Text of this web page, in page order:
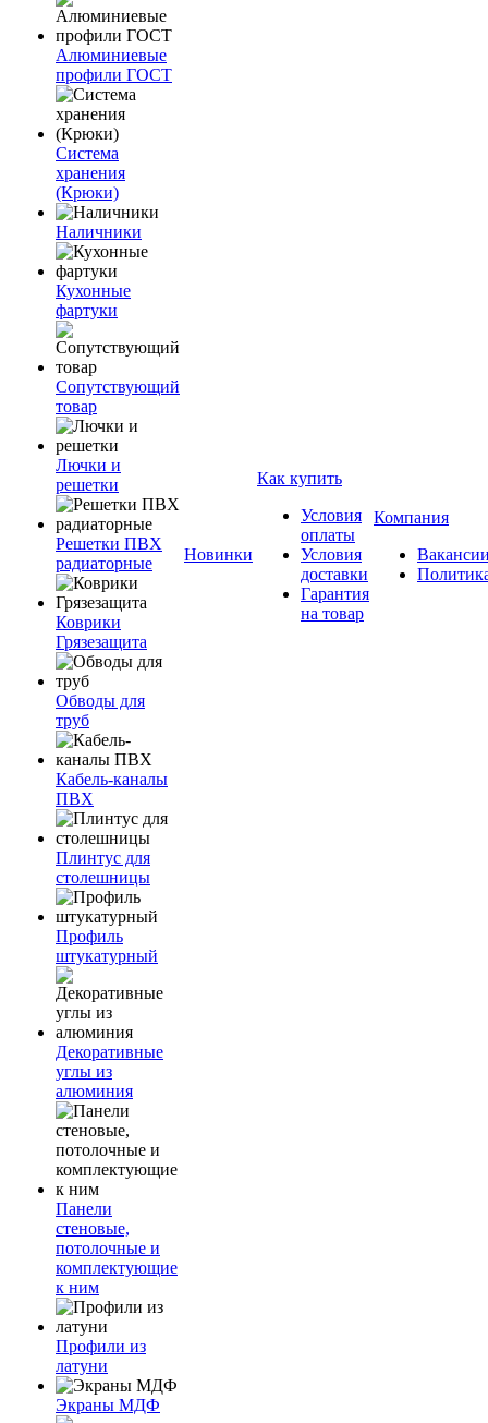
Алюминиевые
профили ГОСТ
Система
хранения
(Крюки)
Наличники
Кухонные
фартуки
Сопутствующий
товар
Лючки и
решетки
Решетки ПВХ
радиаторные
Коврики
Грязезащита
Обводы для
труб
Кабель-каналы
ПВХ
Плинтус для
столешницы
Профиль
штукатурный
Декоративные
углы из
алюминия
Панели
стеновые,
потолочные и
комплектующие
к ним
Профили из
латуни
Экраны МДФ
Новинки
Как купить
Условия
оплаты
Условия
доставки
Гарантия
на товар
Компания